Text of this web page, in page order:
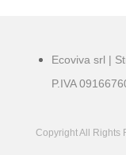
Ecoviva srl |
P.IVA
Copyright All Rights